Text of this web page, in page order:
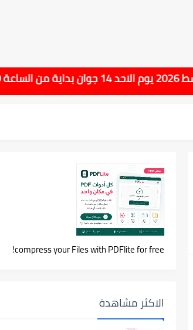
compress your Files with PDFlite for free!
الاكثر مشاهدة